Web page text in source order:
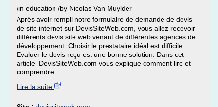
/in education /by Nicolas Van Muylder
Après avoir rempli notre formulaire de demande de devis
de site internet sur DevisSiteWeb.com, vous allez recevoir
différents devis site web venant de différentes agences de
développement. Choisir le prestataire idéal est difficile.
Evaluer le devis reçu est une bonne solution. Dans cet
article, DevisSiteWeb.com vous explique comment lire et
comprendre...
Lire la suite